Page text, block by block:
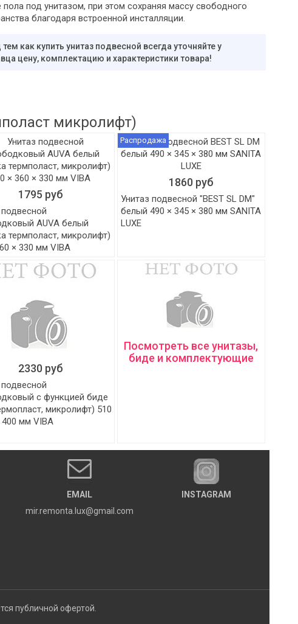
пола под унитазом, при этом сохраняя массу свободного
благодаря встроенной инсталляции.
как купить унитаз подвесной всегда уточняйте у
цену, комплектацию и характеристики товара!
микролифт)
1795 руб
AUVA белый
термполаст, микролифт)
× 330 мм VIBA
Распродажа
1860 руб
Унитаз подвесной "BEST SL DM"
белый 490 × 345 × 380 мм SANITA
LUXE
2330 руб
с функцией биде
микролифт) 510
400 мм VIBA
Посмотреть все унитазы,
биде и комплектующие
EMAIL
mir.remonta.lux@gmail.com
INSTAGRAM
публичной офертой.